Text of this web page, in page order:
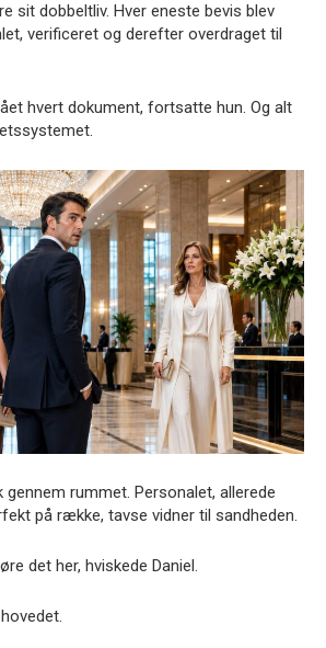
sit dobbeltliv. Hver eneste bevis blev
verificeret og derefter overdraget til
hvert dokument, fortsatte hun. Og alt
rummet. Personalet, allerede
på række, tavse vidner til sandheden.
det her, hviskede Daniel.